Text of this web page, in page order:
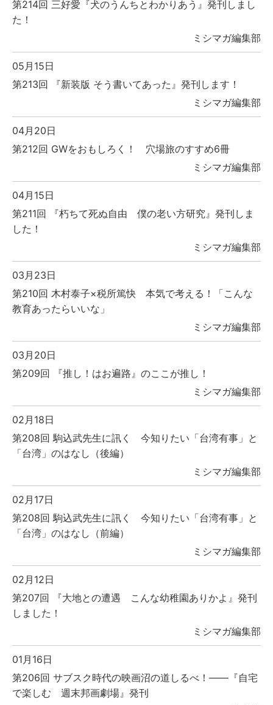
第214回 三好愛『犬のうんちとわかりあう』発刊しまし
た！
ミシマガ編集部
05月15日
第213回 『新装版 そう書いてあった』発刊します！
ミシマガ編集部
04月20日
第212回 GWをおもしろく！ 穴場旅のすすめ6冊
ミシマガ編集部
04月15日
第211回 『朽ちて死ぬ自由 僕の老い方研究』発刊しま
した！
ミシマガ編集部
03月23日
第210回 木村泰子×税所篤快 本気で考える！「こんな
教育あったらいいな」
ミシマガ編集部
03月20日
第209回 『推し！はお遍路』のここが推し！
ミシマガ編集部
02月18日
第208回 駒込武先生に訊く 今知りたい「台湾有事」と
「台湾」のはなし（後編）
ミシマガ編集部
02月17日
第208回 駒込武先生に訊く 今知りたい「台湾有事」と
「台湾」のはなし（前編）
ミシマガ編集部
02月12日
第207回 『大地との遭遇 こんな幼稚園ありかよ』発刊
しました！
ミシマガ編集部
01月16日
第206回 サブスク時代の映画沼の道しるべ！――『自宅
で楽しむ 週末邦画劇場』発刊